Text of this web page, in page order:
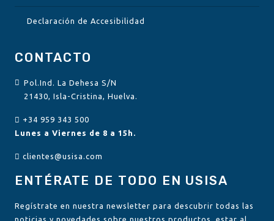
Declaración de Accesibilidad
CONTACTO
Pol.Ind. La Dehesa S/N
21430, Isla-Cristina, Huelva.
+34 959 343 500
Lunes a Viernes de 8 a 15h.
clientes@usisa.com
ENTÉRATE DE TODO EN USISA
Regístrate en nuestra newsletter para descubrir todas las
noticias y novedades sobre nuestros productos, estar al